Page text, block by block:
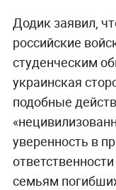
Додик заявил,
российские
студенческим
украинская
подобные
уверенность в
семьям